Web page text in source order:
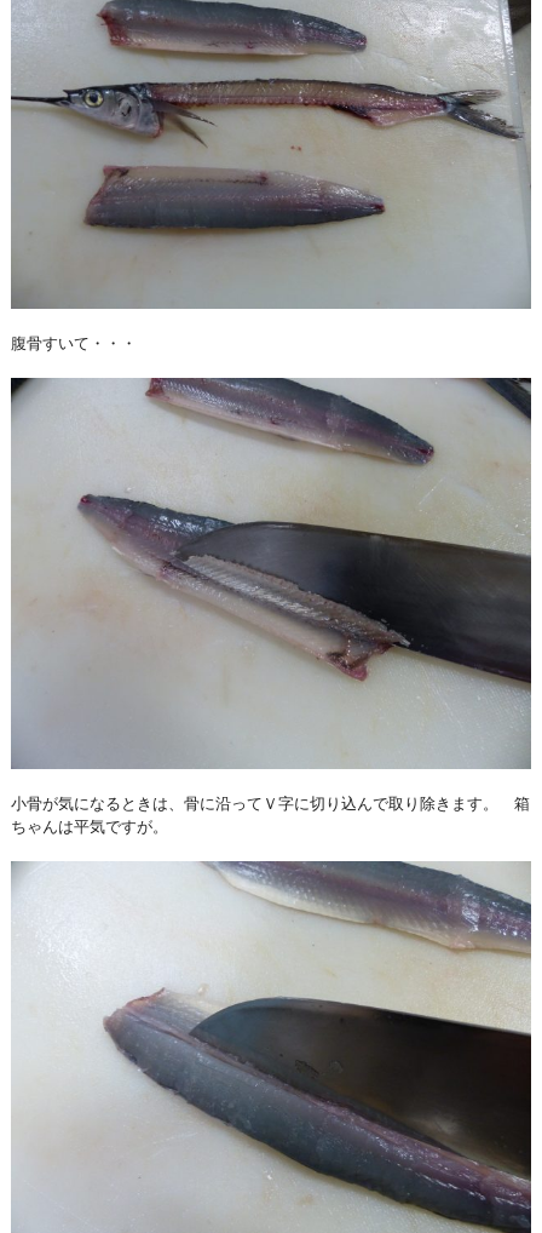
腹骨すいて・・・
小骨が気になるときは、骨に沿ってＶ字に切り込んで取り除きます。 箱
ちゃんは平気ですが。